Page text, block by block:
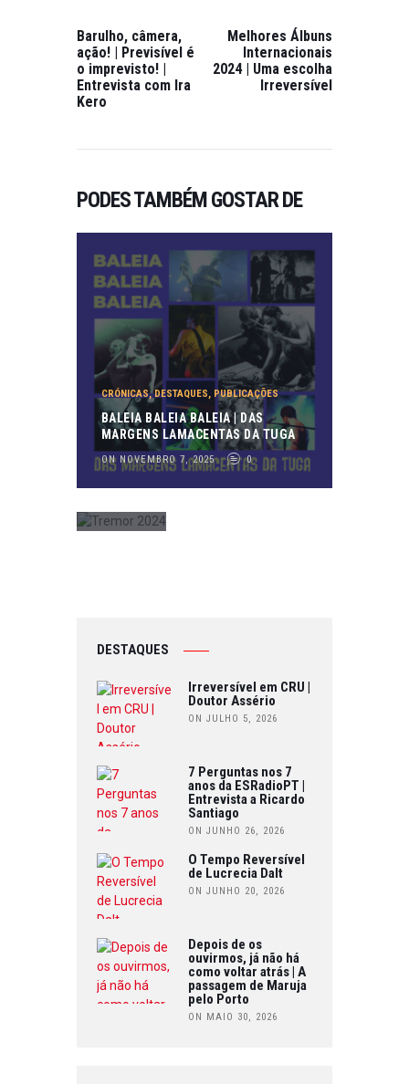
Barulho, câmera,
ação! | Previsível é
o imprevisto! |
Entrevista com Ira
Kero
Melhores Álbuns
Internacionais
2024 | Uma escolha
Irreversível
PODES TAMBÉM GOSTAR DE
CRÓNICAS,DESTAQUES, PUBLICAÇÕES
BALEIA BALEIA BALEIA | DAS
MARGENS LAMACENTAS DA TUGA
ON NOVEMBRO 7, 2025 0
FESTIVAI
S DE
MÚSICA,
PUBLICA
ÇÕES
TREM
2024
ON
MARÇO
12,
DESTAQUES
Irreversível em CRU |
Doutor Assério
ON JULHO 5, 2026
7 Perguntas nos 7
anos da ESRadioPT |
Entrevista a Ricardo
Santiago
ON JUNHO 26, 2026
O Tempo Reversível
de Lucrecia Dalt
ON JUNHO 20, 2026
Depois de os
ouvirmos, já não há
como voltar atrás | A
passagem de Maruja
pelo Porto
ON MAIO 30, 2026